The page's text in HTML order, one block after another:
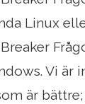
Linux
Vi är
är bättre;